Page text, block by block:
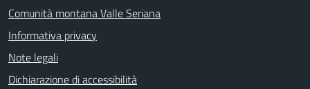
Comunità montana Valle Seriana
Informativa privacy
Note legali
Dichiarazione di accessibilità